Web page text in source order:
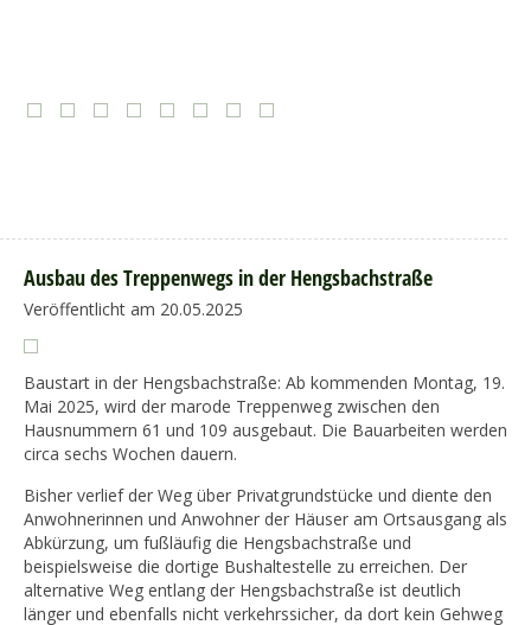
Ausbau des Treppenwegs in der Hengsbachstraße
Veröffentlicht am 20.05.2025
Baustart in der Hengsbachstraße: Ab kommenden Montag, 19.
Mai 2025, wird der marode Treppenweg zwischen den
Hausnummern 61 und 109 ausgebaut. Die Bauarbeiten werden
circa sechs Wochen dauern.
Bisher verlief der Weg über Privatgrundstücke und diente den
Anwohnerinnen und Anwohner der Häuser am Ortsausgang als
Abkürzung, um fußläufig die Hengsbachstraße und
beispielsweise die dortige Bushaltestelle zu erreichen. Der
alternative Weg entlang der Hengsbachstraße ist deutlich
länger und ebenfalls nicht verkehrssicher, da dort kein Gehweg